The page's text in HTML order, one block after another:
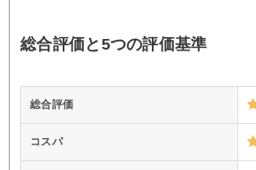
総合評価と5つの評価基準
総合評価
コスパ